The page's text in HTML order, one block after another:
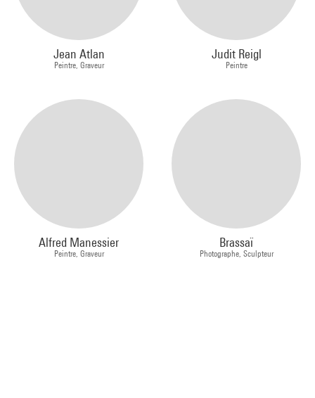
Jean Atlan
Peintre, Graveur
Judit Reigl
Peintre
Alfred Manessier
Peintre, Graveur
Brassaï
Photographe, Sculpteur